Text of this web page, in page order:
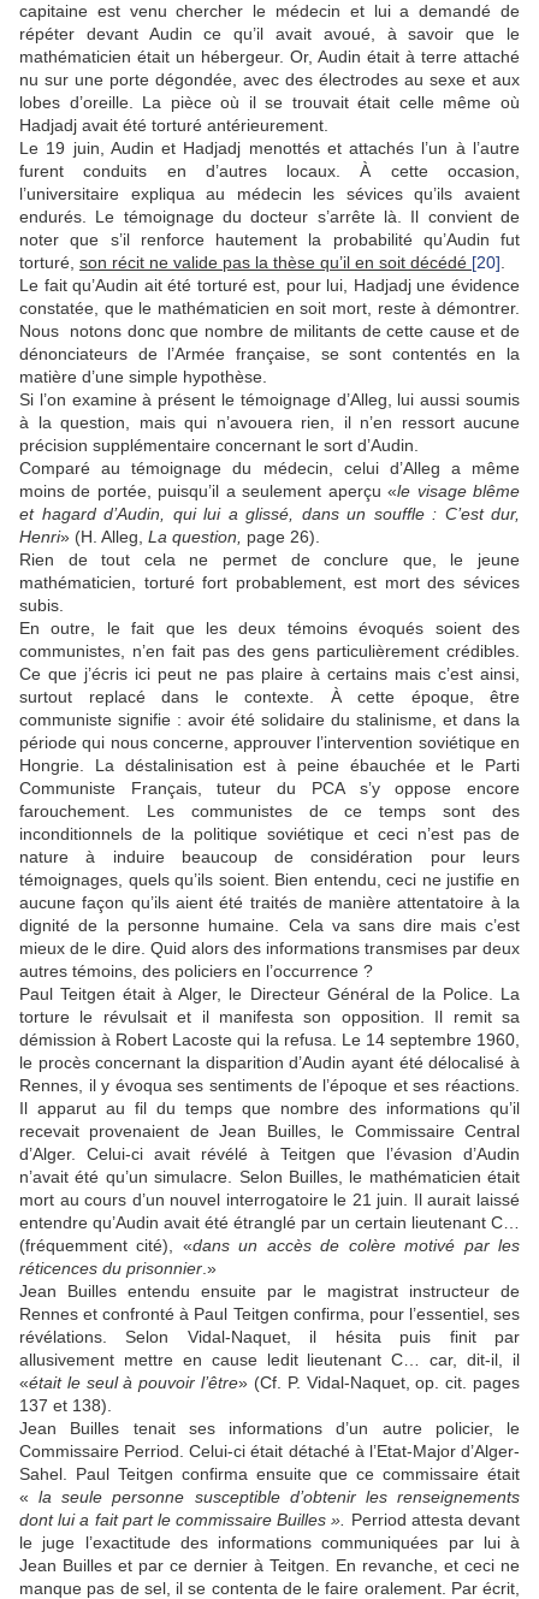
capitaine est venu chercher le médecin et lui a demandé de
répéter devant Audin ce qu’il avait avoué, à savoir que le
mathématicien était un hébergeur. Or, Audin était à terre attaché
nu sur une porte dégondée, avec des électrodes au sexe et aux
lobes d’oreille. La pièce où il se trouvait était celle même où
Hadjadj avait été torturé antérieurement.
Le 19 juin, Audin et Hadjadj menottés et attachés l’un à l’autre
furent conduits en d’autres locaux. À cette occasion,
l’universitaire expliqua au médecin les sévices qu’ils avaient
endurés. Le témoignage du docteur s’arrête là. Il convient de
noter que s’il renforce hautement la probabilité qu’Audin fut
torturé, son récit ne valide pas la thèse qu’il en soit décédé [20]
Le fait qu’Audin ait été torturé est, pour lui, Hadjadj une évidence
constatée, que le mathématicien en soit mort, reste à démontrer.
Nous notons donc que nombre de militants de cette cause et de
dénonciateurs de l’Armée française, se sont contentés en la
matière d’une simple hypothèse.
Si l’on examine à présent le témoignage d’Alleg, lui aussi soumis
à la question, mais qui n’avouera rien, il n’en ressort aucune
précision supplémentaire concernant le sort d’Audin.
Comparé au témoignage du médecin, celui d’Alleg a même
moins de portée, puisqu’il a seulement aperçu «le visage blême
et hagard d’Audin, qui lui a glissé, dans un souffle : C’est dur,
Henri» (H. Alleg, La question,
page 26).
Rien de tout cela ne permet de conclure que, le jeune
mathématicien, torturé fort probablement, est mort des sévices
subis.
En outre, le fait que les deux témoins évoqués soient des
communistes, n’en fait pas des gens particulièrement crédibles.
Ce que j’écris ici peut ne pas plaire à certains mais c’est ainsi,
surtout replacé dans le contexte. À cette époque, être
communiste signifie : avoir été solidaire du stalinisme, et dans la
période qui nous concerne, approuver l’intervention soviétique en
Hongrie. La déstalinisation est à peine ébauchée et le Parti
Communiste Français, tuteur du PCA s’y oppose encore
farouchement. Les communistes de ce temps sont des
inconditionnels de la politique soviétique et ceci n’est pas de
nature à induire beaucoup de considération pour leurs
témoignages, quels qu’ils soient. Bien entendu, ceci ne justifie en
aucune façon qu’ils aient été traités de manière attentatoire à la
dignité de la personne humaine. Cela va sans dire mais c’est
mieux de le dire. Quid alors des informations transmises par deux
autres témoins, des policiers en l’occurrence ?
Paul Teitgen était à Alger, le Directeur Général de la Police. La
torture le révulsait et il manifesta son opposition. Il remit sa
démission à Robert Lacoste qui la refusa. Le 14 septembre 1960,
le procès concernant la disparition d’Audin ayant été délocalisé à
Rennes, il y évoqua ses sentiments de l’époque et ses réactions.
Il apparut au fil du temps que nombre des informations qu’il
recevait provenaient de Jean Builles, le Commissaire Central
d’Alger. Celui-ci avait révélé à Teitgen que l’évasion d’Audin
n’avait été qu’un simulacre. Selon Builles, le mathématicien était
mort au cours d’un nouvel interrogatoire le 21 juin. Il aurait laissé
entendre qu’Audin avait été étranglé par un certain lieutenant C…
(fréquemment cité), «dans un accès de colère motivé par les
réticences du prisonnier .»
Jean Builles entendu ensuite par le magistrat instructeur de
Rennes et confronté à Paul Teitgen confirma, pour l’essentiel, ses
révélations. Selon Vidal-Naquet, il hésita puis finit par
allusivement mettre en cause ledit lieutenant C… car, dit-il, il
«était le seul à pouvoir l’être» (Cf. P. Vidal-Naquet, op. cit. pages
137 et 138).
Jean Builles tenait ses informations d’un autre policier, le
Commissaire Perriod. Celui-ci était détaché à l’Etat-Major d’Alger-
Sahel. Paul Teitgen confirma ensuite que ce commissaire était
«la seule personne susceptible d’obtenir les renseignements
dont lui a fait part le commissaire Builles ».
Perriod attesta devant
le juge l’exactitude des informations communiquées par lui à
Jean Builles et par ce dernier à Teitgen. En revanche, et ceci ne
manque pas de sel, il se contenta de le faire oralement. Par écrit,